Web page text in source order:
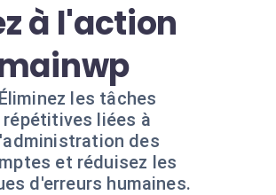
à l'action
Éliminez les tâches
répétitives liées à
des
et réduisez les
d'erreurs humaines.